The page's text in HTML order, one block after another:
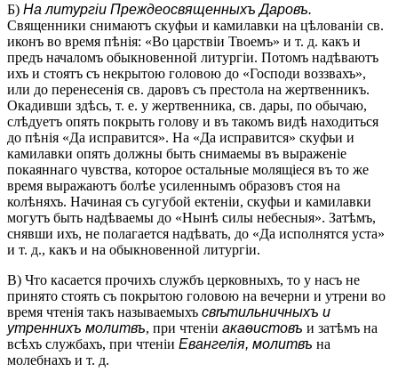
Б) На литургіи Преждеосвященныхъ Даровъ.
Священники снимаютъ скуфьи и камилавки на цѣлованіи св.
иконъ во время пѣнія: «Во царствіи Твоемъ» и т. д. какъ и
предъ началомъ обыкновенной литургіи. Потомъ надѣваютъ
ихъ и стоятъ съ некрытою головою до «Господи воззвахъ»,
или до перенесенія св. даровъ съ престола на жертвенникъ.
Окадивши здѣсь, т. е. у жертвенника, св. дары, по обычаю,
слѣдуетъ опять покрыть голову и въ такомъ видѣ находиться
до пѣнія «Да исправится». На «Да исправится» скуфьи и
камилавки опять должны быть снимаемы въ выраженіе
покаяннаго чувства, которое остальные молящіеся въ то же
время выражаютъ болѣе усиленнымъ образовъ стоя на
колѣняхъ. Начиная съ сугубой ектеніи, скуфьи и камилавки
могутъ быть надѣваемы до «Нынѣ силы небесныя». Затѣмъ,
снявши ихъ, не полагается надѣвать, до «Да исполнятся уста»
и т. д., какъ и на обыкновенной литургіи.
В) Что касается прочихъ службъ церковныхъ, то у насъ не
принято стоять съ покрытою головою на вечерни и утрени во
время чтенія такъ называемыхъ свѣтильничныхъ и
утреннихъ молитвъ, при чтеніи акаѳистовъ и затѣмъ на
всѣхъ службахъ, при чтеніи Евангелія, молитвъ на
молебнахъ и т. д.